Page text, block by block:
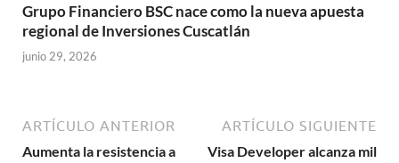
Grupo Financiero BSC nace como la nueva apuesta
regional de Inversiones Cuscatlán
junio 29, 2026
ARTÍCULO ANTERIOR
Aumenta la resistencia a
ARTÍCULO SIGUIENTE
Visa Developer alcanza mil